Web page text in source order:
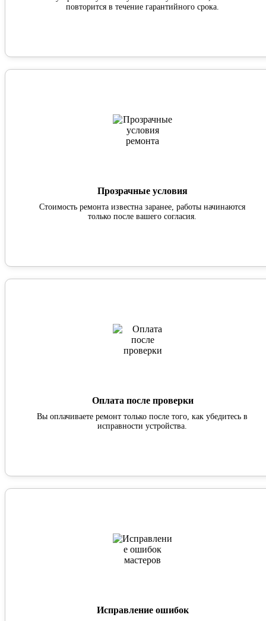
повторится в течение гарантийного срока.
Прозрачные условия
Стоимость ремонта известна заранее, работы начинаются
только после вашего согласия.
Оплата после проверки
Вы оплачиваете ремонт только после того, как убедитесь в
исправности устройства.
Исправление ошибок